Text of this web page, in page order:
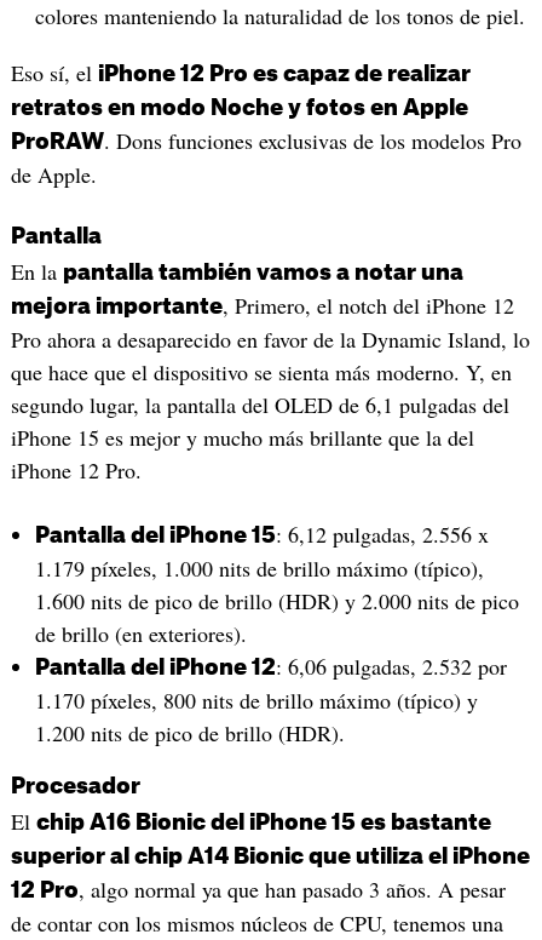
colores manteniendo la naturalidad de los tonos de piel.
Eso sí, el iPhone 12 Pro es capaz de realizar
retratos en modo Noche y fotos en Apple
ProRAW. Dons funciones exclusivas de los modelos Pro
de Apple.
Pantalla
En la pantalla también vamos a notar una
mejora importante, Primero, el notch del iPhone 12
Pro ahora a desaparecido en favor de la Dynamic Island, lo
que hace que el dispositivo se sienta más moderno. Y, en
segundo lugar, la pantalla del OLED de 6,1 pulgadas del
iPhone 15 es mejor y mucho más brillante que la del
iPhone 12 Pro.
Pantalla del iPhone 15: 6,12 pulgadas, 2.556 x
1.179 píxeles, 1.000 nits de brillo máximo (típico),
1.600 nits de pico de brillo (HDR) y 2.000 nits de pico
de brillo (en exteriores).
Pantalla del iPhone 12: 6,06 pulgadas, 2.532 por
1.170 píxeles, 800 nits de brillo máximo (típico) y
1.200 nits de pico de brillo (HDR).
Procesador
El chip A16 Bionic del iPhone 15 es bastante
superior al chip A14 Bionic que utiliza el iPhone
12 Pro, algo normal ya que han pasado 3 años. A pesar
de contar con los mismos núcleos de CPU, tenemos una